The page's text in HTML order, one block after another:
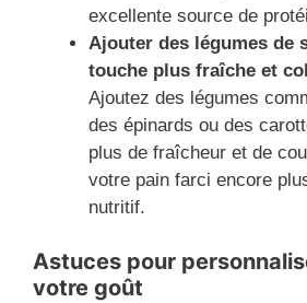
excellente source de
Ajouter des légumes de
touche plus fraîche et
Ajoutez des légumes
des épinards ou des
plus de fraîcheur et de
votre pain farci encore
nutritif.
Astuces pour
votre goût